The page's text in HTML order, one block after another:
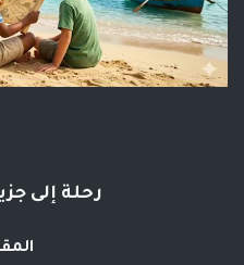
رحلة إلى